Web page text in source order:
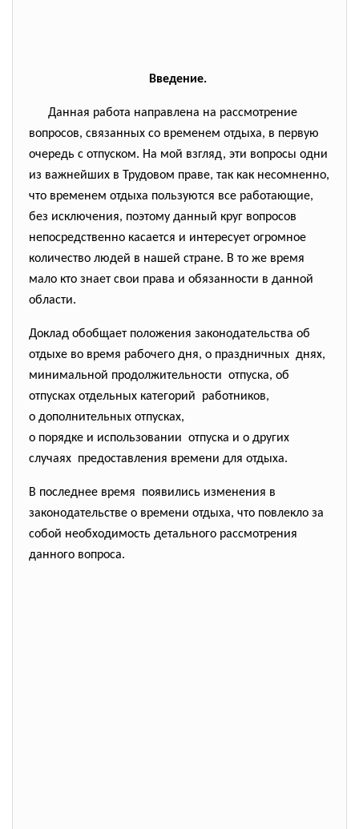
Введение.
Данная работа направлена на рассмотрение
вопросов, связанных со временем отдыха, в первую
очередь с отпуском. На мой взгляд, эти вопросы одни
из важнейших в Трудовом праве, так как несомненно,
что временем отдыха пользуются все работающие,
без исключения, поэтому данный круг вопросов
непосредственно касается и интересует огромное
количество людей в нашей стране. В то же время
мало кто знает свои права и обязанности в данной
области.
Доклад обобщает положения законодательства об
отдыхе во время рабочего дня, о праздничных днях,
минимальной продолжительности отпуска, об
отпусках отдельных категорий работников,
о дополнительных отпусках,
о порядке и использовании отпуска и о других
случаях предоставления времени для отдыха.
В последнее время появились изменения в
законодательстве о времени отдыха, что повлекло за
собой необходимость детального рассмотрения
данного вопроса.